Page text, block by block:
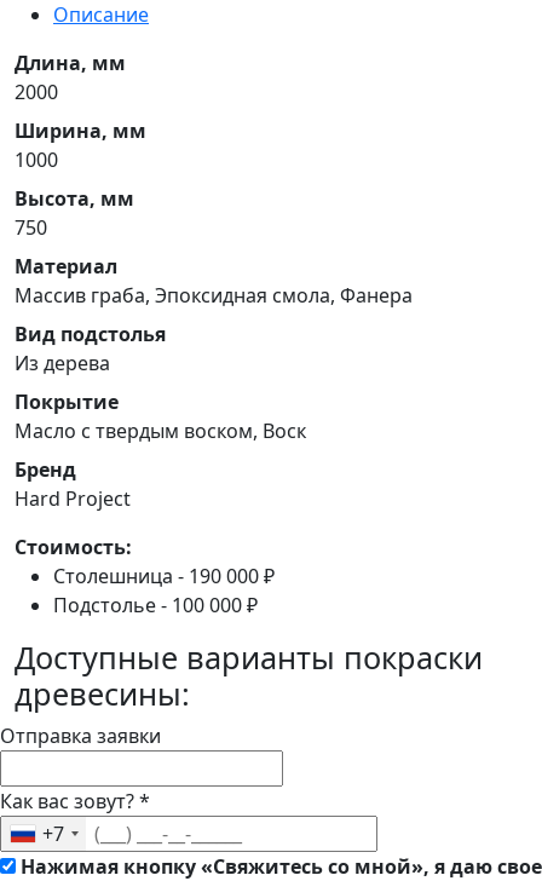
Описание
Длина, мм
2000
Ширина, мм
1000
Высота, мм
750
Материал
Массив граба, Эпоксидная смола, Фанера
Вид подстолья
Из дерева
Покрытие
Масло с твердым воском, Воск
Бренд
Hard Project
Стоимость:
Столешница - 190 000 ₽
Подстолье - 100 000 ₽
Доступные варианты покраски
древесины:
Отправка заявки
Как вас зовут?*
+7
Нажимая кнопку «Свяжитесь со мной», я даю свое